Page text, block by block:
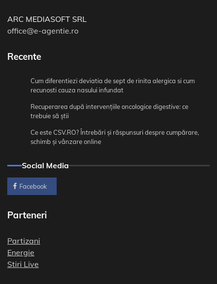
ARC MEDIASOFT SRL
office@e-agentie.ro
Recente
Cum diferentiezi deviatia de sept de rinita alergica si cum
recunosti cauza nasului infundat
Recuperarea după intervențiile oncologice digestive: ce
trebuie să știi
Ce este CSV.RO? Întrebări și răspunsuri despre cumpărare,
schimb și vânzare online
Social Media
Facebook
Parteneri
Partizani
Energie
Stiri Live